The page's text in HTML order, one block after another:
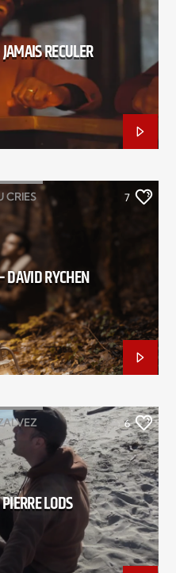
RECULER
CRIES 7
RYCHEN
6
LODS